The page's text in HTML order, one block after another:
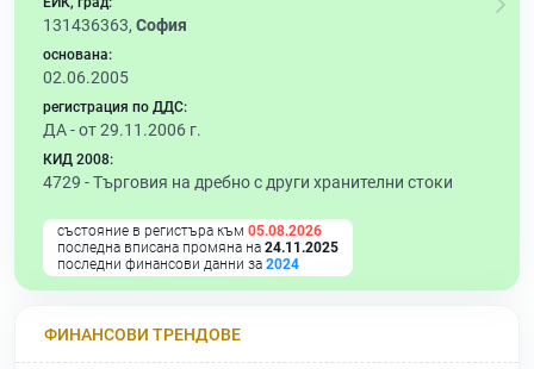
131436363, София
основана:
02.06.2005
регистрация по ДДС:
ДА - от 29.11.2006 г.
КИД 2008:
4729 -Търговия на дребно с други хранителни стоки
състояние в регистъра към 05.08.2026
последна вписана промяна на 24.11.2025
последни финансови данни за 2024
ФИНАНСОВИ ТРЕНДОВЕ